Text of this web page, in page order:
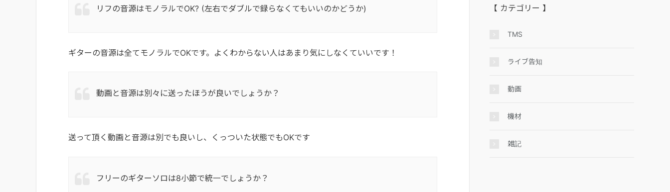
リフの音源はモノラルでOK? (左右でダブルで録らなくてもいいのかどうか)
ギターの音源は全てモノラルでOKです。よくわからない人はあまり気にしなくていいです！
動画と音源は別々に送ったほうが良いでしょうか？
送って頂く動画と音源は別でも良いし、くっついた状態でもOKです
フリーのギターソロは8小節で統一でしょうか？
【 カテゴリー 】
TMS
ライブ告知
動画
機材
雑記